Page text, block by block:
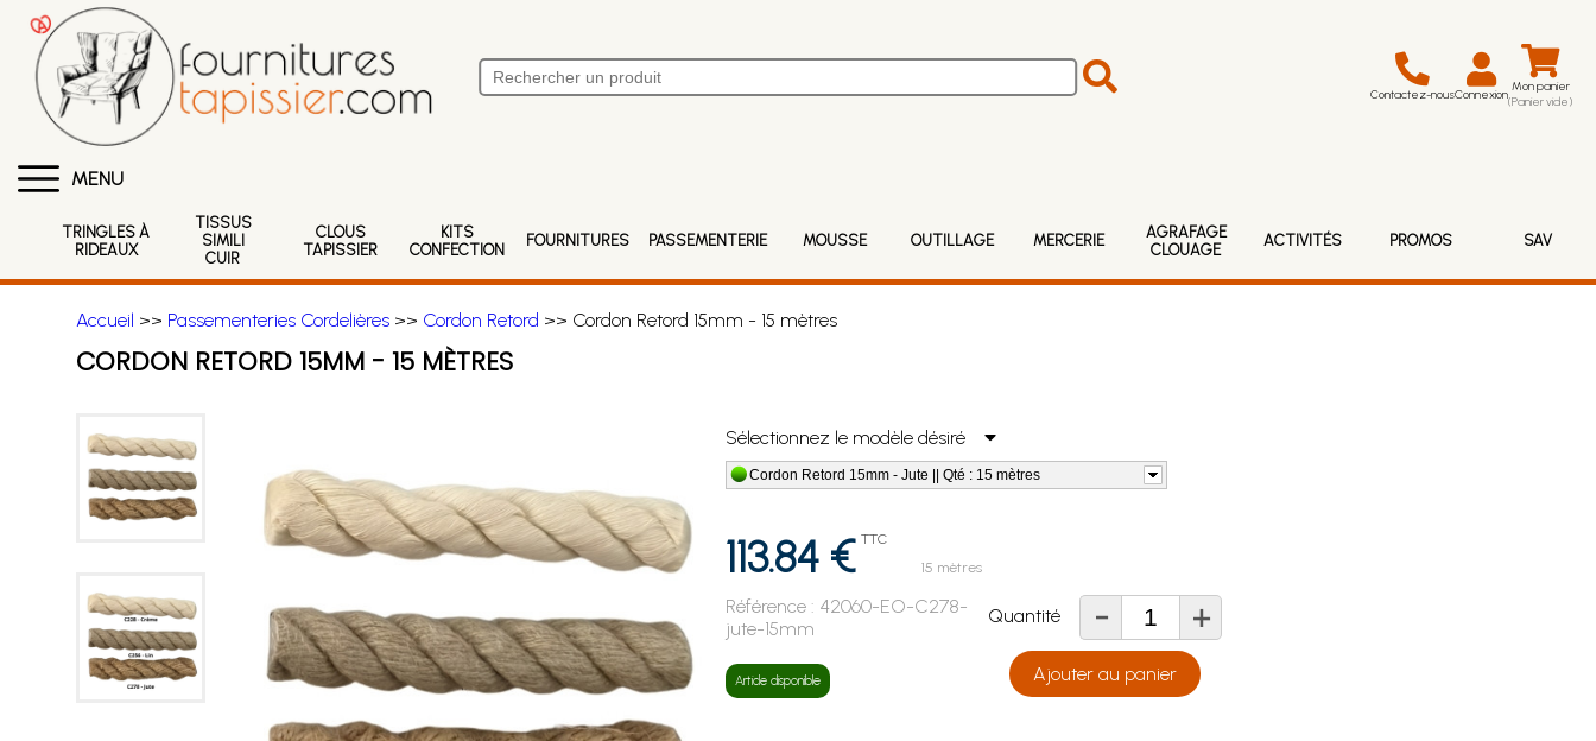
Contactez-nousConnexion Mon panier
(Panier vide)
MENU
TRINGLES À
RIDEAUX
TISSUS
SIMILI
CUIR
CLOUS
TAPISSIER
KITS
CONFECTION
FOURNITURES PASSEMENTERIE MOUSSE OUTILLAGE MERCERIE
AGRAFAGE
CLOUAGE
ACTIVITÉS PROMOS SAV
Accueil >> Passementeries Cordelières>> Cordon Retord >> Cordon Retord 15mm - 15 mètres
CORDON RETORD 15MM - 15 MÈTRES
Sélectionnez le modèle désiré
Cordon Retord 15mm - Jute || Qté : 15 mètres
113.84 € TTC
15 mètres
Référence : 42060-EO-C278-
jute-15mm
Article disponible
Quantité - +
Ajouter au panier